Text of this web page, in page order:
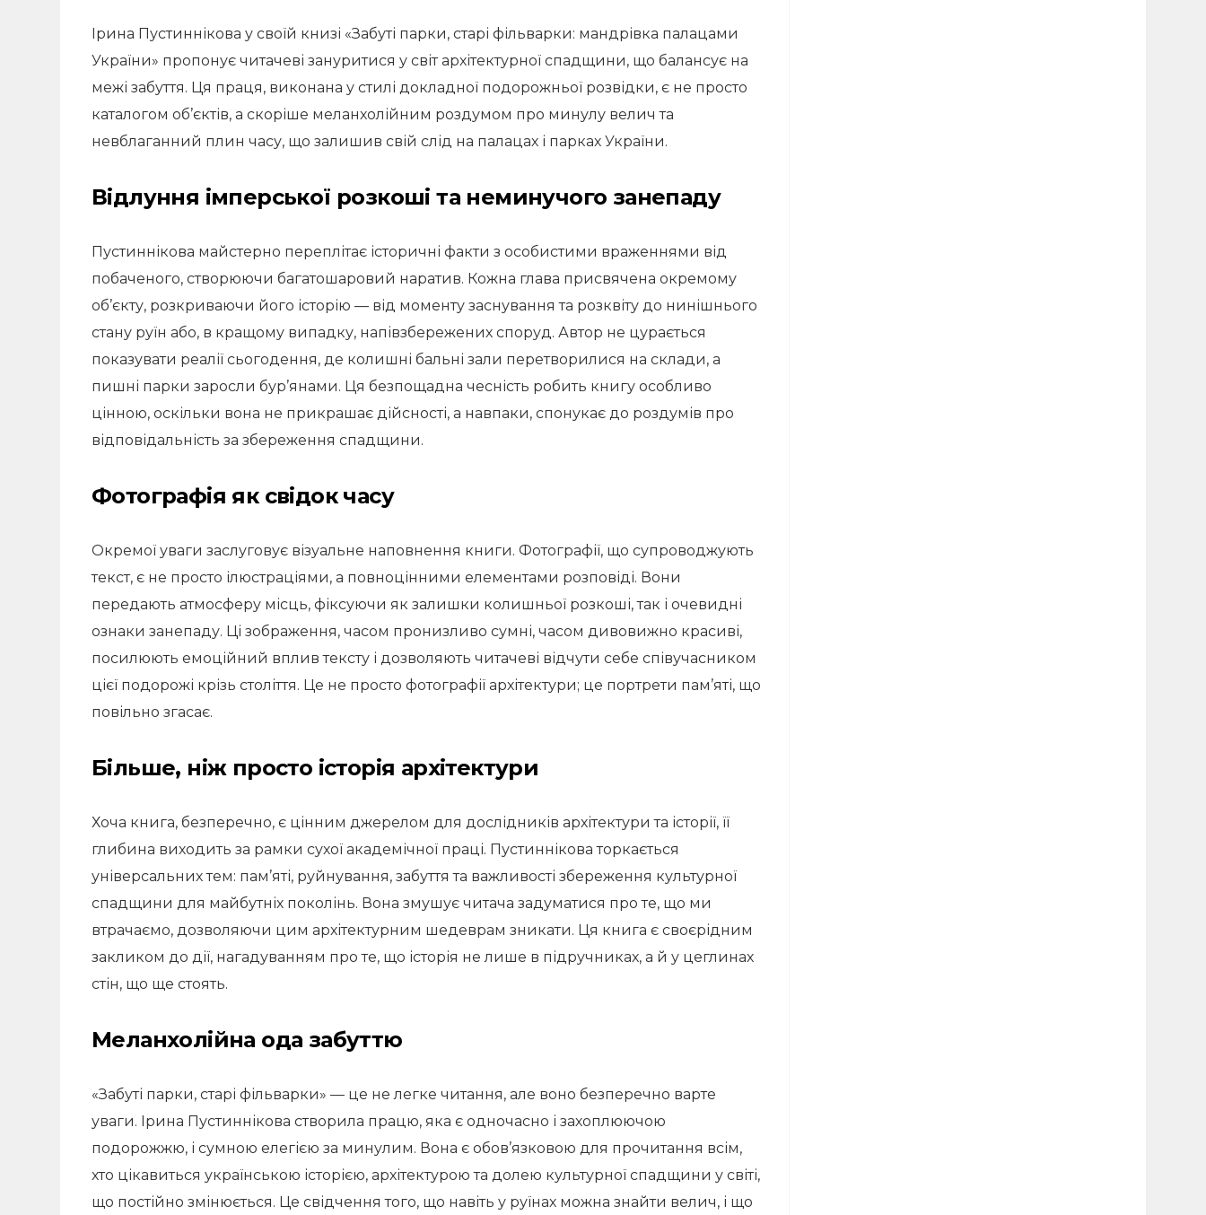
Ірина Пустиннікова у своїй книзі «Забуті парки, старі фільварки: мандрівка палацами
України» пропонує читачеві зануритися у світ архітектурної спадщини, що балансує на
межі забуття. Ця праця, виконана у стилі докладної подорожньої розвідки, є не просто
каталогом об’єктів, а скоріше меланхолійним роздумом про минулу велич та
невблаганний плин часу, що залишив свій слід на палацах і парках України.
Відлуння імперської розкоші та неминучого занепаду
Пустиннікова майстерно переплітає історичні факти з особистими враженнями від
побаченого, створюючи багатошаровий наратив. Кожна глава присвячена окремому
об’єкту, розкриваючи його історію — від моменту заснування та розквіту до нинішнього
стану руїн або, в кращому випадку, напівзбережених споруд. Автор не цурається
показувати реалії сьогодення, де колишні бальні зали перетворилися на склади, а
пишні парки заросли бур’янами. Ця безпощадна чесність робить книгу особливо
цінною, оскільки вона не прикрашає дійсності, а навпаки, спонукає до роздумів про
відповідальність за збереження спадщини.
Фотографія як свідок часу
Окремої уваги заслуговує візуальне наповнення книги. Фотографії, що супроводжують
текст, є не просто ілюстраціями, а повноцінними елементами розповіді. Вони
передають атмосферу місць, фіксуючи як залишки колишньої розкоші, так і очевидні
ознаки занепаду. Ці зображення, часом пронизливо сумні, часом дивовижно красиві,
посилюють емоційний вплив тексту і дозволяють читачеві відчути себе співучасником
цієї подорожі крізь століття. Це не просто фотографії архітектури; це портрети пам’яті, що
повільно згасає.
Більше, ніж просто історія архітектури
Хоча книга, безперечно, є цінним джерелом для дослідників архітектури та історії, її
глибина виходить за рамки сухої академічної праці. Пустиннікова торкається
універсальних тем: пам’яті, руйнування, забуття та важливості збереження культурної
спадщини для майбутніх поколінь. Вона змушує читача задуматися про те, що ми
втрачаємо, дозволяючи цим архітектурним шедеврам зникати. Ця книга є своєрідним
закликом до дії, нагадуванням про те, що історія не лише в підручниках, а й у цеглинах
стін, що ще стоять.
Меланхолійна ода забуттю
«Забуті парки, старі фільварки» — це не легке читання, але воно безперечно варте
уваги. Ірина Пустиннікова створила працю, яка є одночасно і захоплюючою
подорожжю, і сумною елегією за минулим. Вона є обов’язковою для прочитання всім,
хто цікавиться українською історією, архітектурою та долею культурної спадщини у світі,
що постійно змінюється. Це свідчення того, що навіть у руїнах можна знайти велич, і що